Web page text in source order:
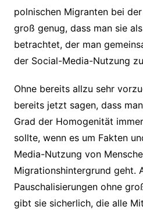
polnischen Migranten bei
groß genug, dass man sie
betrachtet, der man
der Social-Media-Nutzung
Ohne bereits allzu sehr
bereits jetzt sagen, dass
Grad der Homogenität
sollte, wenn es um Fakten
Media-Nutzung von
Migrationshintergrund geht.
Pauschalisierungen ohne
gibt sie sicherlich, die alle